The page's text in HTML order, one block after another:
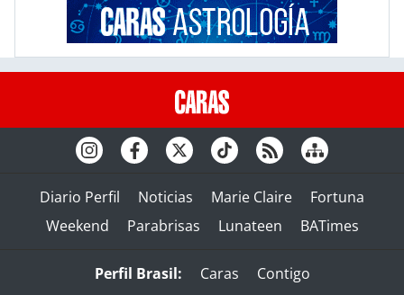
Diario Perfil Noticias Marie Claire
Fortuna
Weekend
Parabrisas Lunateen BATimes
Perfil Brasil: Caras
Contigo